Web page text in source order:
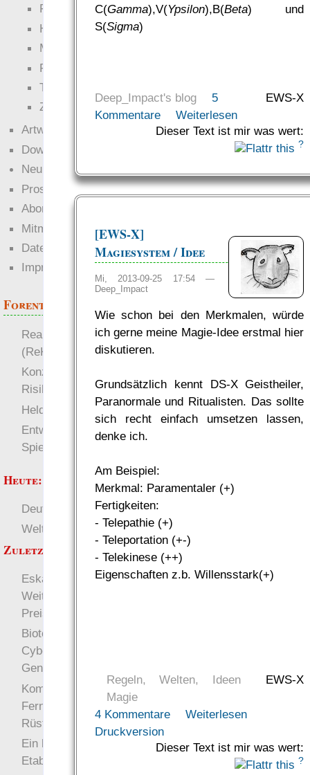
C(Gamma),V(Ypsilon),B(Beta) und
S(Sigma)
EWS-X
Deep_Impact's blog
5
Kommentare
Weiterlesen
Dieser Text ist mir was wert:
?
[EWS-X]
Magiesystem / Idee
Mi, 2013-09-25 17:54 —
Deep_Impact
Wie schon bei den Merkmalen, würde
ich gerne meine Magie-Idee erstmal hier
diskutieren.
Grundsätzlich kennt DS-X Geistheiler,
Paranormale und Ritualisten. Das sollte
sich recht einfach umsetzen lassen,
denke ich.
Am Beispiel:
Merkmal: Paramentaler (+)
Fertigkeiten:
- Telepathie (+)
- Teleportation (+-)
- Telekinese (++)
Eigenschaften z.b. Willensstark(+)
Regeln, Welten, Ideen
EWS-X
Magie
4 Kommentare
Weiterlesen
Druckversion
Dieser Text ist mir was wert:
?
Freihändler
Hinter der Welt
Magie
RaumZeit
Technophob
Zettel-RPG
Artwork
Downloads
Neuigkeiten
Prosa
Abonnieren
Mitmachen
Datenschutz
Impressum
Forenthemen
Realistische Kämpfe
(ReKa)
Konzept für Schwächen:
Risiko
Heldendokument
Entwicklung von
Spielwelten
more
Heute:
Deutsch
RaumZeit
Welten
±W6 (Würfel)
Zuletzt angezeigt:
Eskalieren:
Weitermachen zu einem
Preis
Biotech, Nanoware,
Cyberware,
Genoptimierung & Co.
Komplexere
Fernkampfwaffen und
Rüstungen
Ein besonderes
Etablissement